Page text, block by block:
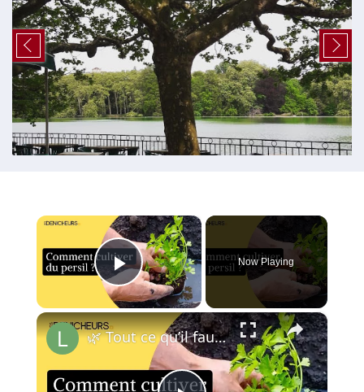
×
Play Video
Now Playing
×
🌿 Tout ce qu’il faut savoir sur la culture du persil 📖